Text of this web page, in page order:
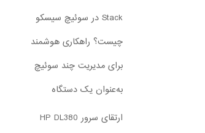
Stack در سوئیچ سیسکو
چیست؟ راهکاری هوشمند
برای مدیریت چند سوئیچ
به‌عنوان یک دستگاه
ارتقای سرور HP DL380